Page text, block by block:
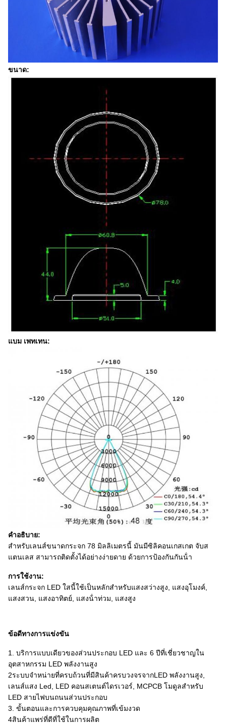
ขนาด:
แบม เพทเทน:
คําอธิบาย:
สําหรับเลนส์ขนาดกระจก 78 มิลลิเมตรนี้ มันมีซิลิคอนเกสเกต จับส
แตนเลส สามารถติดตั้งได้อย่างง่ายดาย ด้วยการป้องกันกันน้ํา
การใช้งาน:
เลนส์กระจก LED ใสนี้ใช้เป็นหลักสําหรับแสงสว่างสูง, แสงอุโมงค์,
แสงสวน, แสงอาทิตย์, แสงน้ําท่วม, แสงสูง
ข้อดีทางการแข่งขัน
1. บริการแบบเดียวของส่วนประกอบ LED และ 6 ปีที่เชี่ยวชาญใน
อุตสาหกรรม LED พลังงานสูง
2ระบบจําหน่ายที่ครบถ้วนที่มีสินค้าครบวงจรจากLED พลังงานสูง,
เลนส์แสง Led, LED คอนสเตนต์ไดรเวอร์, MCPCB โมดูลสําหรับ
LED สายไฟบนถนนส่วนประกอบ
3. ขั้นตอนและการควบคุมคุณภาพที่เข้มงวด
4สินค้าแพร่ที่ดีที่ใช้ในการผลิต